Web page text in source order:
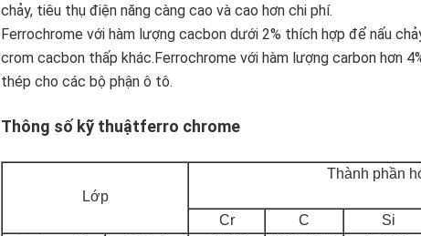
chảy, tiêu thụ điện năng càng cao và cao hơn chi phí.
Ferrochrome với hàm lượng cacbon dưới 2% thích hợp để nấu
crom cacbon thấp khác.Ferrochrome với hàm lượng carbon hơn
thép cho các bộ phận ô tô.
Thông số kỹ thuậtferro chrome
Lớp
Thành phần
Cr C Si